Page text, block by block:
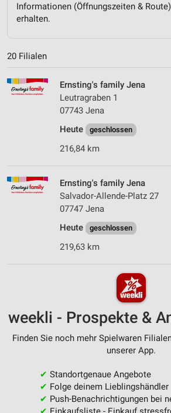
Informationen (Öffnungszeiten &
erhalten.
20 Filialen
Ernsting's family Jena
Leutragraben 1
07743 Jena
Heute
geschlossen
216,84 km
Ernsting's family Jena
Salvador-Allende-Platz 27
07747 Jena
Heute
geschlossen
219,63 km
weekli - Prospekte &
Finden Sie noch mehr Spielwaren
unserer App.
✔ Standortgenaue Angebote
✔ Folge deinem Lieblingshändler
✔ Push-Benachrichtigungen bei